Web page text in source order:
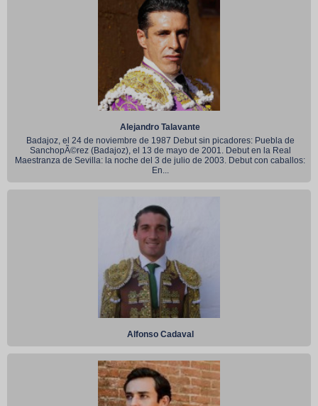
Alejandro Talavante
Badajoz, el 24 de noviembre de 1987 Debut sin picadores: Puebla de
SanchopÃ©rez (Badajoz), el 13 de mayo de 2001. Debut en la Real
Maestranza de Sevilla: la noche del 3 de julio de 2003. Debut con caballos:
En...
Alfonso Cadaval